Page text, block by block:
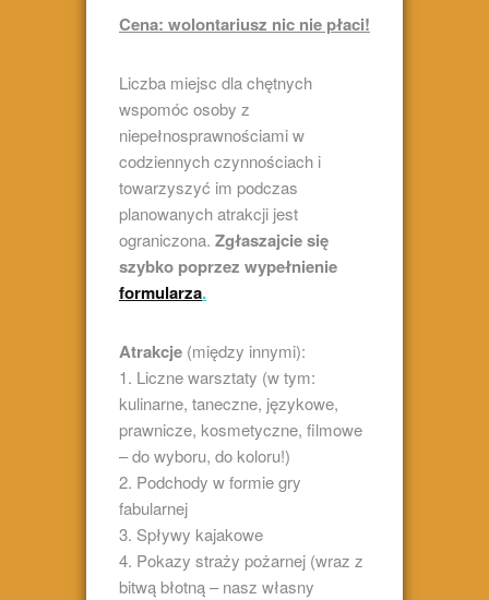
Cena: wolontariusz nic nie płaci!
Liczba miejsc dla chętnych
wspomóc osoby z
niepełnosprawnościami w
codziennych czynnościach i
towarzyszyć im podczas
planowanych atrakcji jest
ograniczona. Zgłaszajcie się
szybko poprzez wypełnienie
formularza.
Atrakcje (między innymi):
1. Liczne warsztaty (w tym:
kulinarne, taneczne, językowe,
prawnicze, kosmetyczne, filmowe
– do wyboru, do koloru!)
2. Podchody w formie gry
fabularnej
3. Spływy kajakowe
4. Pokazy straży pożarnej (wraz z
bitwą błotną – nasz własny